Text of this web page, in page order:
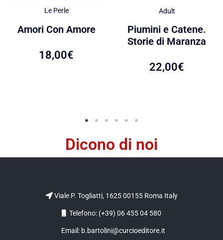
Le Perle
Amori Con Amore
18,00€
Adult
Piumini e Catene.
Storie di Maranza
22,00€
Dicono di noi
Viale P. Togliatti, 1625 00155 Roma Italy
Telefono: (+39) 06 455 04 580
Email: b.bartolini@curcioeditore.it